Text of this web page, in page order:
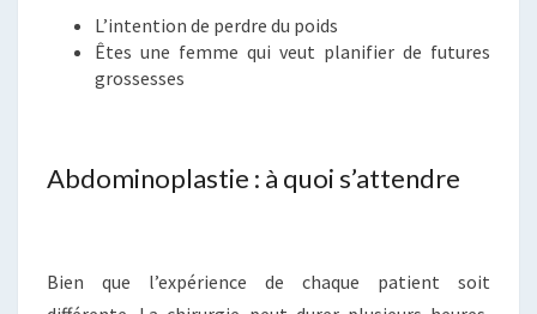
L’intention de perdre du poids
Êtes une femme qui veut planifier de futures
grossesses
Abdominoplastie : à quoi s’attendre
Bien que l’expérience de chaque patient soit